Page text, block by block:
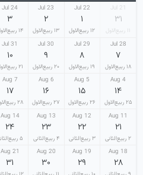
21 Jul
۳۱
22 Jul
۱
۱۲ ربیع‌الاول
23 Jul
۲
۱۳ ربیع‌الاول
24 Jul
۳
۱۴ ربیع‌الاول
28 Jul
۷
۱۸ ربیع‌الاول
29 Jul
۸
۱۹ ربیع‌الاول
30 Jul
۹
۲۰ ربیع‌الاول
31 Jul
۱۰
۲۱ ربیع‌الاول
4 Aug
۱۴
۲۵ ربیع‌الاول
5 Aug
۱۵
۲۶ ربیع‌الاول
6 Aug
۱۶
۲۷ ربیع‌الاول
7 Aug
۱۷
۲۸ ربیع‌الاول
11 Aug
۲۱
۲ ربیع‌الثانی
12 Aug
۲۲
۳ ربیع‌الثانی
13 Aug
۲۳
۴ ربیع‌الثانی
14 Aug
۲۴
۵ ربیع‌الثانی
18 Aug
۲۸
19 Aug
۲۹
20 Aug
۳۰
21 Aug
۳۱